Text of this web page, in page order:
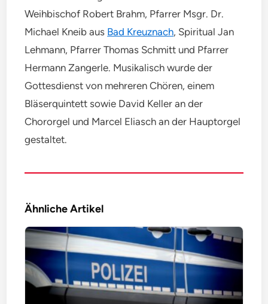
Weihbischof Robert Brahm, Pfarrer Msgr. Dr.
Michael Kneib aus Bad Kreuznach, Spiritual Jan
Lehmann, Pfarrer Thomas Schmitt und Pfarrer
Hermann Zangerle. Musikalisch wurde der
Gottesdienst von mehreren Chören, einem
Bläserquintett sowie David Keller an der
Chororgel und Marcel Eliasch an der Hauptorgel
gestaltet.
Ähnliche Artikel